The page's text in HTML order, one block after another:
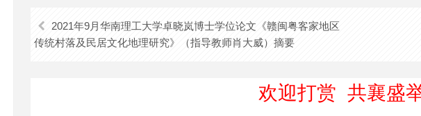
2021年9月华南理工大学卓晓岚博士学位论文《赣闽粤客家地区
传统村落及民居文化地理研究》（指导教师肖大威）摘要
欢迎打赏 共襄盛